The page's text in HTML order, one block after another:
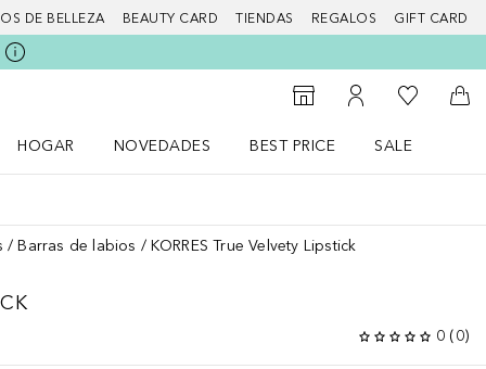
DE BELLEZA BEAUTY CARD TIENDAS REGALOS GIFT CARD
Al Storefinder
Mi cuenta
Mi lista de
A
HOGAR
NOVEDADES
BEST PRICE
SALE
Barras de labios KORRES True Velvety Lipstick
0 (0)